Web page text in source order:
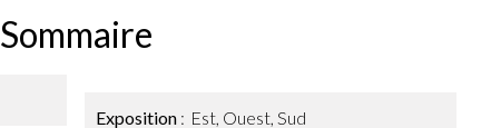
Sommaire
Exposition Est, Ouest, Sud